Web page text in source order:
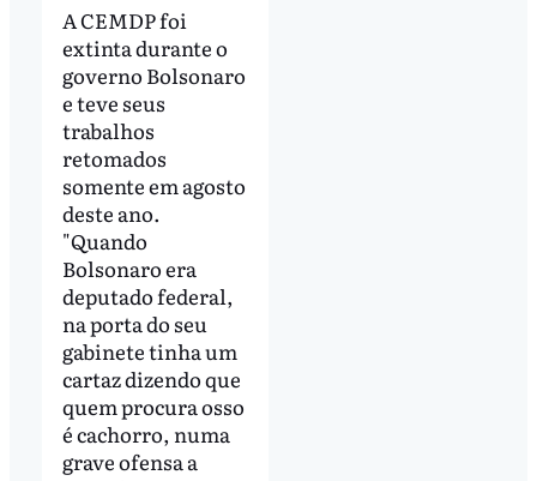
A CEMDP foi
extinta durante o
governo Bolsonaro
e teve seus
trabalhos
retomados
somente em agosto
deste ano.
"Quando
Bolsonaro era
deputado federal,
na porta do seu
gabinete tinha um
cartaz dizendo que
quem procura osso
é cachorro, numa
grave ofensa a